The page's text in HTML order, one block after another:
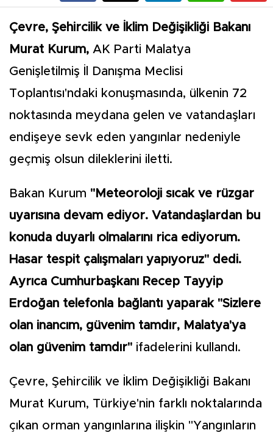
Çevre, Şehircilik ve İklim Değişikliği Bakanı
Murat Kurum, AK Parti Malatya
Genişletilmiş İl Danışma Meclisi
Toplantısı'ndaki konuşmasında, ülkenin 72
noktasında meydana gelen ve vatandaşları
endişeye sevk eden yangınlar nedeniyle
geçmiş olsun dileklerini iletti.
Bakan Kurum "Meteoroloji sıcak ve rüzgar
uyarısına devam ediyor. Vatandaşlardan bu
konuda duyarlı olmalarını rica ediyorum.
Hasar tespit çalışmaları yapıyoruz" dedi.
Ayrıca Cumhurbaşkanı Recep Tayyip
Erdoğan telefonla bağlantı yaparak "Sizlere
olan inancım, güvenim tamdır, Malatya'ya
olan güvenim tamdır" ifadelerini kullandı.
Çevre, Şehircilik ve İklim Değişikliği Bakanı
Murat Kurum, Türkiye'nin farklı noktalarında
çıkan orman yangınlarına ilişkin "Yangınların